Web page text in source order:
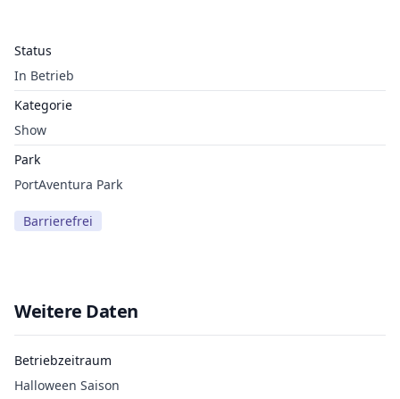
Status
In Betrieb
Kategorie
Show
Park
PortAventura Park
Barrierefrei
Weitere Daten
Betriebzeitraum
Halloween Saison